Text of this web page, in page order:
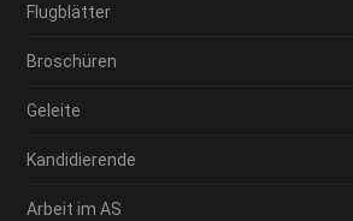
Flugblätter
Broschüren
Geleite
Kandidierende
Arbeit im AS